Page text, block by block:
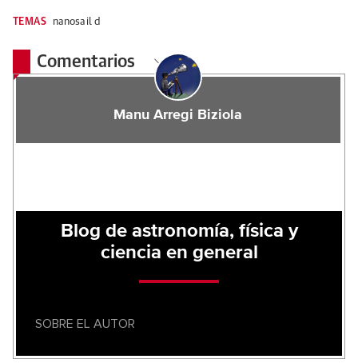
TEMAS nanosail d
Comentarios
Manu Arregi Biziola
Blog de astronomía, física y
ciencia en general
SOBRE EL AUTOR